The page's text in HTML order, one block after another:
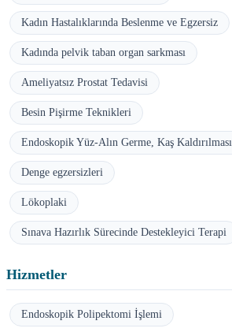
Kadın Hastalıklarında Beslenme ve Egzersiz
Kadında pelvik taban organ sarkması
Ameliyatsız Prostat Tedavisi
Besin Pişirme Teknikleri
Endoskopik Yüz-Alın Germe, Kaş Kaldırılması
Denge egzersizleri
Lökoplaki
Sınava Hazırlık Sürecinde Destekleyici Terapi
Hizmetler
Endoskopik Polipektomi İşlemi